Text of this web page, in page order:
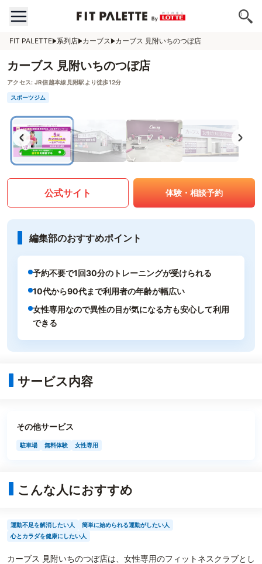
FIT PALETTE 系列店 カーブス カーブス 見附いちのつぼ店
カーブス 見附いちのつぼ店
アクセス: JR信越本線見附駅より徒歩12分
スポーツジム
公式サイト 体験・相談予約
編集部のおすすめポイント
予約不要で1回30分のトレーニングが受けられる
10代から90代まで利用者の年齢が幅広い
女性専用なので異性の目が気になる方も安心して利用
できる
サービス内容
その他サービス
駐車場 無料体験 女性専用
こんな人におすすめ
運動不足を解消したい人
簡単に始められる運動がしたい人
心とカラダを健康にしたい人
カーブス 見附いちのつぼ店は、女性専用のフィットネスクラブとし